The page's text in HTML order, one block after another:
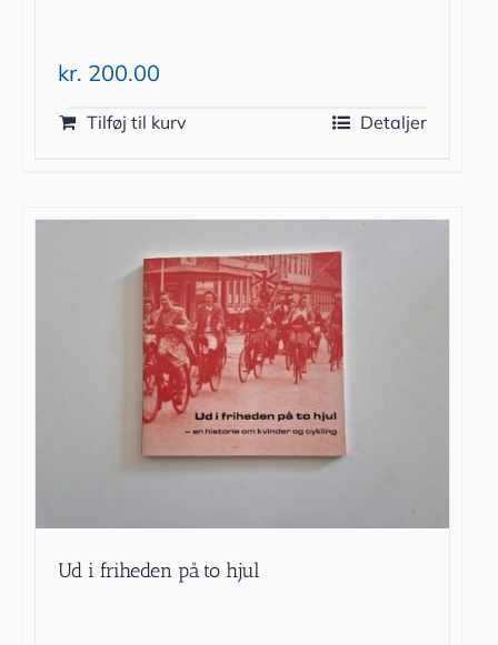
kr. 200.00
Tilføj til kurv Detaljer
Ud i friheden på to hjul